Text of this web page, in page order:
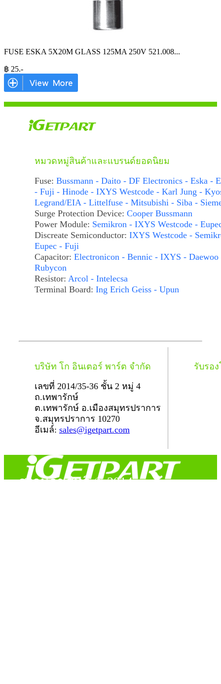
FUSE ESKA 5X20M GLASS 125MA 250V 521.008...
฿ 25.-
หมวดหมู่สินค้าและแบรนด์ยอดนิยม
Fuse: Bussmann - Daito - DF Electronics - Eska -
- Fuji - Hinode - IXYS Westcode - Karl Jung -
Legrand/EIA - Littelfuse - Mitsubishi - Siba -
Surge Protection Device: Cooper Bussmann
Power Module: Semikron - IXYS Westcode -
Discreate Semiconductor: IXYS Westcode -
Eupec - Fuji
Capacitor: Electronicon - Bennic - IXYS - Daewoo
Rubycon
Resistor: Arcol - Intelecsa
Terminal Board: Ing Erich Geiss - Upun
บริษัท โก อินเตอร์ พาร์ต จำกัด
เลขที่ 2014/35-36 ชั้น 2 หมู่ 4
ถ.เทพารักษ์
ต.เทพารักษ์ อ.เมืองสมุทรปราการ
จ.สมุทรปราการ 10270
อีเมล์: sales@igetpart.com
รับรอ
สงวนลิขสิทธิ์ © 2014